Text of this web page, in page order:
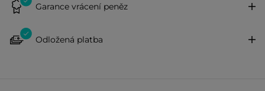
Garance vrácení peněz
Odložená platba